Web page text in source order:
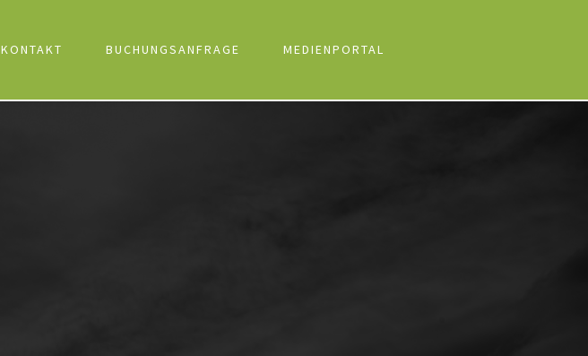
KONTAKT BUCHUNGSANFRAGE MEDIENPORTAL